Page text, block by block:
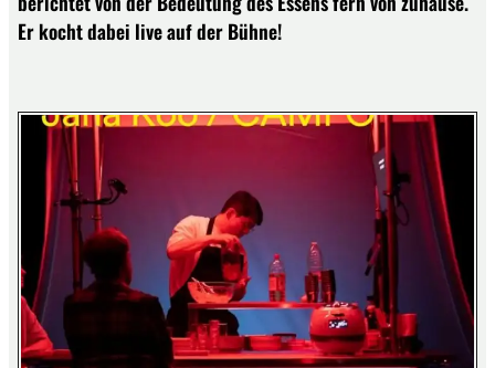
Er kocht dabei live auf der Bühne!